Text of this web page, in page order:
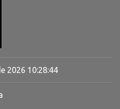
2026 10:28:45